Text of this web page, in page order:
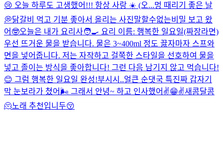
😢 오늘 하루도 고생했어!!! 항상 사랑 ☀️ (오...멍 때리기 좋은 날
💭닭갈비 먹고 기분 좋아서 올리는 사진말할수없는비밀 보고 왔
어🤓오늘은 내가 요리사🧑‍🍳 요리 이름: 행복한 일요일(짜장라면)
우선 뜨거운 물을 받습니다. 물은 3~400ml 정도 끓자마자 스프와
면을 넣어줍니다. 저는 자작하고 걸쭉한 스타일을 선호하여 물을
넣고 졸이는 방식을 좋아합니다! 그런 다음 남기지 않고 먹습니다!
😊 그럼 행복한 일요일 완성!부시시..얼큰 순댓국 특진짜 갑자기
막 눈보라가 쳤어🌬️ 그래서 안녕~ 하고 인사했어✌️😁✌️새콤달콤
🫠노래 추천입니두😚